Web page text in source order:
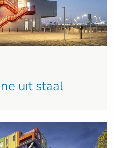
uit staal